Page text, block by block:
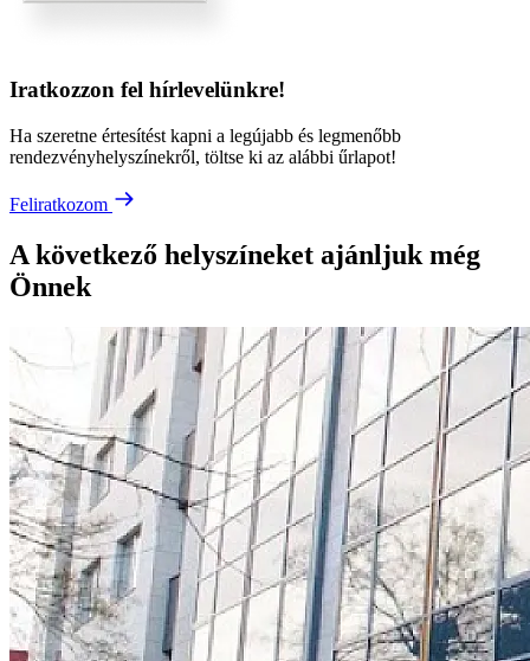
Iratkozzon fel hírlevelünkre!
Ha szeretne értesítést kapni a legújabb és legmenőbb
rendezvényhelyszínekről, töltse ki az alábbi űrlapot!
Feliratkozom
A következő helyszíneket ajánljuk még
Önnek